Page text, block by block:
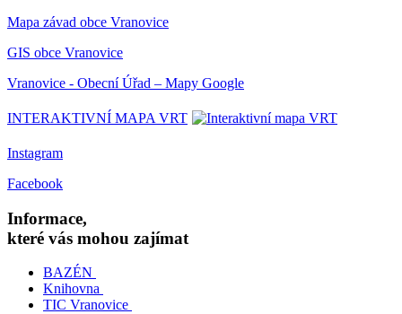
Mapa závad obce Vranovice
GIS obce Vranovice
Vranovice - Obecní Úřad – Mapy Google
INTERAKTIVNÍ MAPA VRT
Instagram
Facebook
Informace,
které vás mohou zajímat
BAZÉN
Knihovna
TIC Vranovice